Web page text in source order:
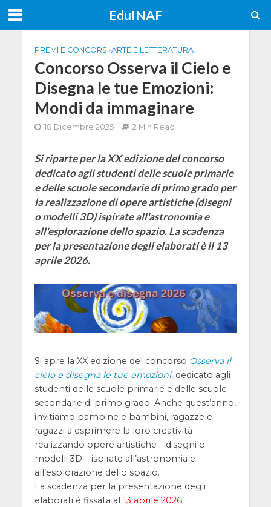
EduINAF
PREMI E CONCORSI•ARTE E LETTERATURA
Concorso Osserva il Cielo e
Disegna le tue Emozioni:
Mondi da immaginare
18 Dicembre 2025 2 Min Read
Si riparte per la XX edizione del concorso
dedicato agli studenti delle scuole primarie
e delle scuole secondarie di primo grado per
la realizzazione di opere artistiche (disegni
o modelli 3D) ispirate all'astronomia e
all'esplorazione dello spazio. La scadenza
per la presentazione degli elaborati è il 13
aprile 2026.
Si apre la XX edizione del concorso Osserva il
cielo e disegna le tue emozioni, dedicato agli
studenti delle scuole primarie e delle scuole
secondarie di primo grado. Anche quest’anno,
invitiamo bambine e bambini, ragazze e
ragazzi a esprimere la loro creatività
realizzando opere artistiche – disegni o
modelli 3D – ispirate all’astronomia e
all’esplorazione dello spazio.
La scadenza per la presentazione degli
elaborati è fissata al 13 aprile 2026.